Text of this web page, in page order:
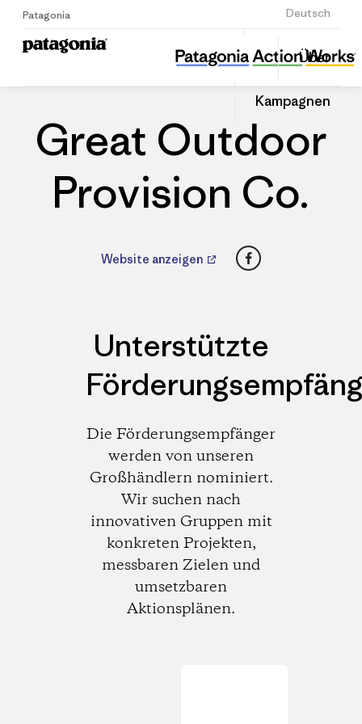
Patagonia Deutsch
Anmelden
Über
Kampagnen
Great Outdoor Provision Co.
Diesen
Beitrag
Auf
teilen
Great Outdoor
Provision Co.
Website anzeigen Facebook
Unterstützte
Die Förderungsempfänger
werden von unseren
Großhändlern nominiert.
Wir suchen nach
innovativen Gruppen mit
konkreten Projekten,
messbaren Zielen und
umsetzbaren
Aktionsplänen.